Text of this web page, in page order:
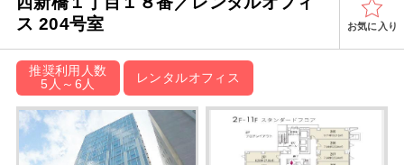
ス 204号室
お気に入り
推奨利用人数
5人～6人
レンタルオフィス